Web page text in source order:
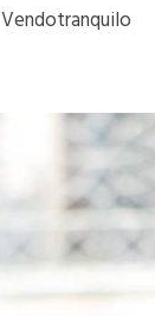
Vendotranquilo